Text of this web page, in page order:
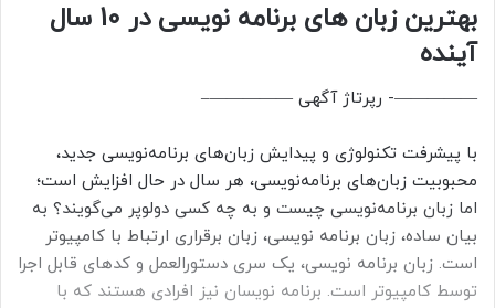
بهترین زبان های برنامه نویسی در 10 سال
آینده
—————- رپرتاژ آگهی —————–
با پیشرفت تکنولوژی و پیدایش زبان‌های برنامه‌نویسی جدید،
محبوبیت زبان‌های برنامه‌نویسی، هر سال در حال افزایش است؛
اما زبان برنامه‌نویسی چیست و به چه کسی دولوپر می‌گویند؟ به
بیان ساده، زبان برنامه نویسی، زبان برقراری ارتباط با کامپیوتر
است. زبان برنامه نویسی، یک سری دستورالعمل و کدهای قابل اجرا
توسط کامپیوتر است. برنامه نویسان نیز افرادی هستند که با